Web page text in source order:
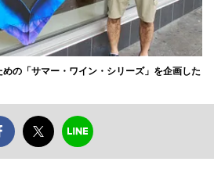
の「サマー・ワイン・シリーズ」を企画した